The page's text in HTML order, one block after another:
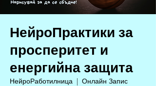
НейроПрактики за
просперитет и
енергийна защита
НейроРаботилница
  |
Онлайн Запис